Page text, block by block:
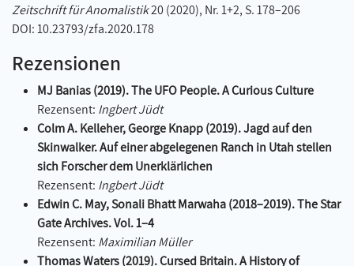
Zeitschrift für Anomalistik20 (2020), Nr. 1+2, S. 178–206
DOI: 10.23793/zfa.2020.178
Rezensionen
MJ Banias (2019). The UFO People. A Curious Culture
Rezensent: Ingbert Jüdt
Colm A. Kelleher, George Knapp (2019). Jagd auf den
Skinwalker. Auf einer abgelegenen Ranch in Utah stellen
sich Forscher dem Unerklärlichen
Rezensent: Ingbert Jüdt
Edwin C. May, Sonali Bhatt Marwaha (2018–2019). The Star
Gate Archives. Vol. 1–4
Rezensent: Maximilian Müller
Thomas Waters (2019). Cursed Britain. A History of